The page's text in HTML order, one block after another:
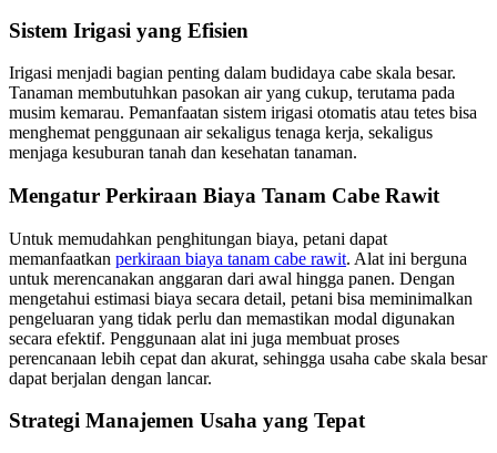
Sistem Irigasi yang Efisien
Irigasi menjadi bagian penting dalam budidaya cabe skala besar.
Tanaman membutuhkan pasokan air yang cukup, terutama pada
musim kemarau. Pemanfaatan sistem irigasi otomatis atau tetes bisa
menghemat penggunaan air sekaligus tenaga kerja, sekaligus
menjaga kesuburan tanah dan kesehatan tanaman.
Mengatur Perkiraan Biaya Tanam Cabe Rawit
Untuk memudahkan penghitungan biaya, petani dapat
memanfaatkan perkiraan biaya tanam cabe rawit. Alat ini berguna
untuk merencanakan anggaran dari awal hingga panen. Dengan
mengetahui estimasi biaya secara detail, petani bisa meminimalkan
pengeluaran yang tidak perlu dan memastikan modal digunakan
secara efektif. Penggunaan alat ini juga membuat proses
perencanaan lebih cepat dan akurat, sehingga usaha cabe skala besar
dapat berjalan dengan lancar.
Strategi Manajemen Usaha yang Tepat